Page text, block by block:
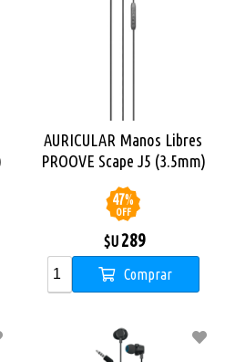
AURICULAR Manos Libres
PROOVE Scape J5 (3.5mm)
47%
OFF
$U289
Comprar